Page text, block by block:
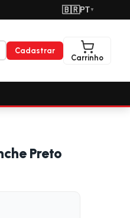
🇧🇷PT ▼
Cadastrar
Carrinho
Preto